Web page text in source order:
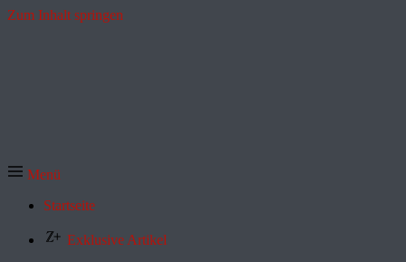
Zum Inhalt springen
Menü
Startseite
Exklusive Artikel